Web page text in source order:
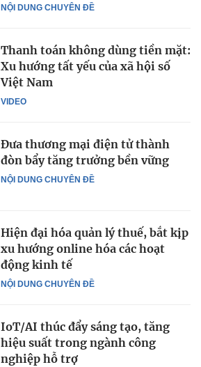
NỘI DUNG CHUYÊN ĐỀ
VIDEO
Thanh toán không dùng tiền mặt:
Xu hướng tất yếu của xã hội số
Việt Nam
NỘI DUNG CHUYÊN ĐỀ
Đưa thương mại điện tử thành
đòn bẩy tăng trưởng bền vững
NỘI DUNG CHUYÊN ĐỀ
Hiện đại hóa quản lý thuế, bắt kịp
xu hướng online hóa các hoạt
động kinh tế
IoT/AI thúc đẩy sáng tạo, tăng
hiệu suất trong ngành công
nghiệp hỗ trợ